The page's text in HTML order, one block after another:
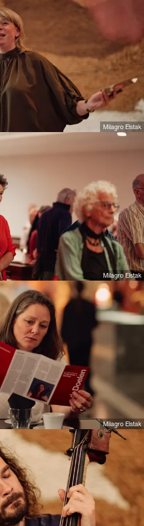
Milagro Elstak
Milagro Elstak
Milagro Elstak